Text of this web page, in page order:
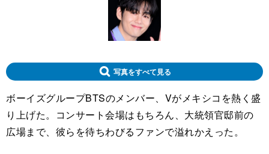
写真をすべて見る
ボーイズグループBTSのメンバー、Vがメキシコを熱く盛
り上げた。コンサート会場はもちろん、大統領官邸前の
広場まで、彼らを待ちわびるファンで溢れかえった。